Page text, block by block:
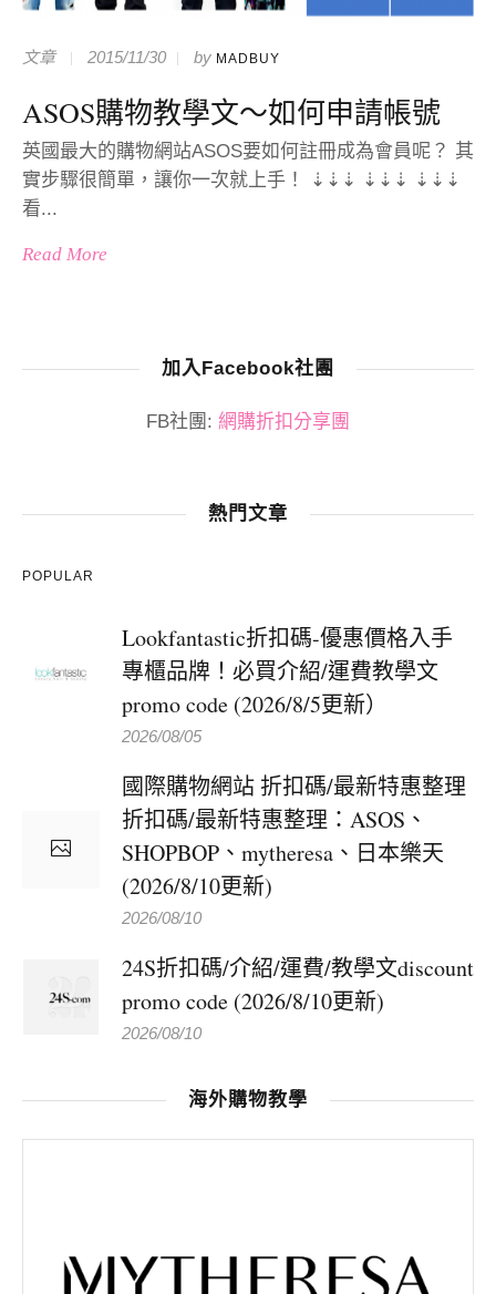
文章 2015/11/30 by MADBUY
ASOS購物教學文～如何申請帳號
英國最大的購物網站ASOS要如何註冊成為會員呢？ 其
實步驟很簡單，讓你一次就上手！ ⇣⇣⇣ ⇣⇣⇣ ⇣⇣⇣
看...
Read More
加入Facebook社團
FB社團: 網購折扣分享團
熱門文章
POPULAR
Lookfantastic折扣碼-優惠價格入手
專櫃品牌！必買介紹/運費教學文
promo code (2026/8/5更新）
2026/08/05
國際購物網站 折扣碼/最新特惠整理
折扣碼/最新特惠整理：ASOS、
SHOPBOP、mytheresa、日本樂天
(2026/8/10更新)
2026/08/10
24S折扣碼/介紹/運費/教學文discount
promo code (2026/8/10更新)
2026/08/10
海外購物教學